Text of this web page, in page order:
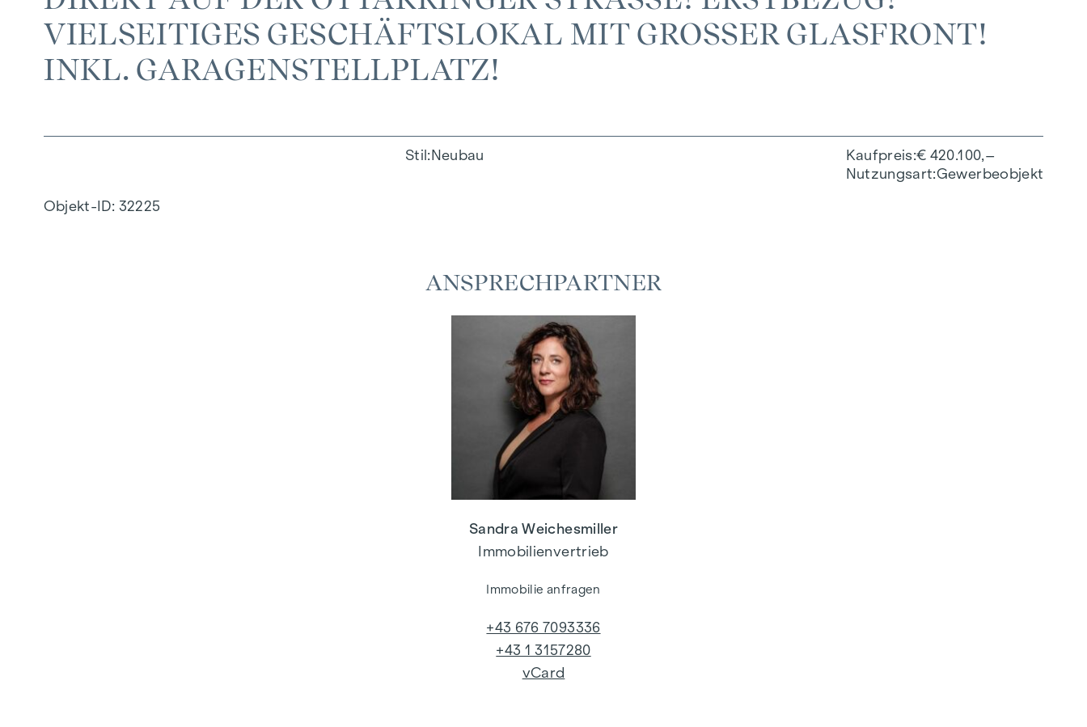
IELSEITIGES GESCHÄFTSLOKAL MIT GROSSER GLASFRONT! IN
KL. GARAGENSTELLPLATZ!
Stil Neubau Kaufpreis € 420.100,–
Nutzungsart Gewerbeobjekt
Objekt-ID: 32225
ANSPRECHPARTNER
Sandra Weichesmiller
Immobilienvertrieb
Immobilie anfragen
+43 676 7093336
+43 1 3157280
vCard